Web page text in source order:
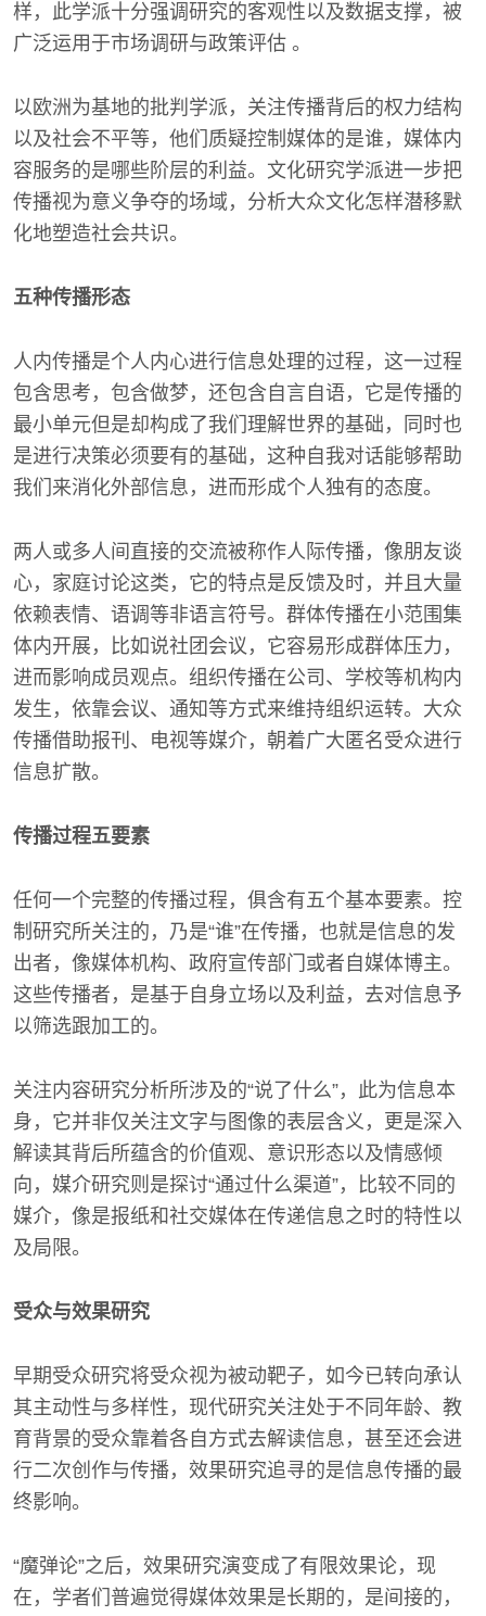
样，此学派十分强调研究的客观性以及数据支撑，被
广泛运用于市场调研与政策评估 。
以欧洲为基地的批判学派，关注传播背后的权力结构
以及社会不平等，他们质疑控制媒体的是谁，媒体内
容服务的是哪些阶层的利益。文化研究学派进一步把
传播视为意义争夺的场域，分析大众文化怎样潜移默
化地塑造社会共识。
五种传播形态
人内传播是个人内心进行信息处理的过程，这一过程
包含思考，包含做梦，还包含自言自语，它是传播的
最小单元但是却构成了我们理解世界的基础，同时也
是进行决策必须要有的基础，这种自我对话能够帮助
我们来消化外部信息，进而形成个人独有的态度。
两人或多人间直接的交流被称作人际传播，像朋友谈
心，家庭讨论这类，它的特点是反馈及时，并且大量
依赖表情、语调等非语言符号。群体传播在小范围集
体内开展，比如说社团会议，它容易形成群体压力，
进而影响成员观点。组织传播在公司、学校等机构内
发生，依靠会议、通知等方式来维持组织运转。大众
传播借助报刊、电视等媒介，朝着广大匿名受众进行
信息扩散。
传播过程五要素
任何一个完整的传播过程，俱含有五个基本要素。控
制研究所关注的，乃是“谁”在传播，也就是信息的发
出者，像媒体机构、政府宣传部门或者自媒体博主。
这些传播者，是基于自身立场以及利益，去对信息予
以筛选跟加工的。
关注内容研究分析所涉及的“说了什么”，此为信息本
身，它并非仅关注文字与图像的表层含义，更是深入
解读其背后所蕴含的价值观、意识形态以及情感倾
向，媒介研究则是探讨“通过什么渠道”，比较不同的
媒介，像是报纸和社交媒体在传递信息之时的特性以
及局限。
受众与效果研究
早期受众研究将受众视为被动靶子，如今已转向承认
其主动性与多样性，现代研究关注处于不同年龄、教
育背景的受众靠着各自方式去解读信息，甚至还会进
行二次创作与传播，效果研究追寻的是信息传播的最
终影响。
“魔弹论”之后，效果研究演变成了有限效果论，现
在，学者们普遍觉得媒体效果是长期的，是间接的，